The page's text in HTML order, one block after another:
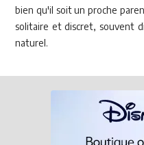
bien qu'il soit un proche
solitaire et discret, souvent
naturel.